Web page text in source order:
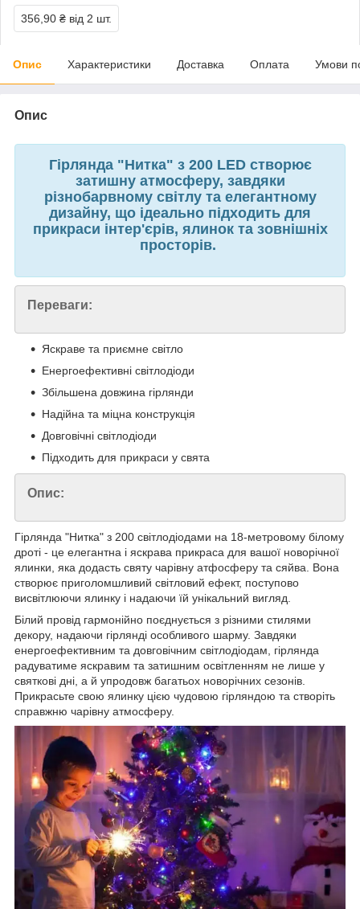
356,90 ₴ від 2 шт.
Опис Характеристики Доставка Оплата Умови
Опис
Гірлянда "Нитка" з 200 LED створює
затишну атмосферу, завдяки
різнобарвному світлу та елегантному
дизайну, що ідеально підходить для
прикраси інтер'єрів, ялинок та зовнішніх
просторів.
Переваги:
Яскраве та приємне світло
Енергоефективні світлодіоди
Збільшена довжина гірлянди
Надійна та міцна конструкція
Довговічні світлодіоди
Підходить для прикраси у свята
Опис:
Гірлянда "Нитка" з 200 світлодіодами на 18-метровому білому
дроті - це елегантна і яскрава прикраса для вашої новорічної
ялинки, яка додасть святу чарівну атфосферу та сяйва. Вона
створює приголомшливий світловий ефект, поступово
висвітлюючи ялинку і надаючи їй унікальний вигляд.
Білий провід гармонійно поєднується з різними стилями
декору, надаючи гірлянді особливого шарму. Завдяки
енергоефективним та довговічним світлодіодам, гірлянда
радуватиме яскравим та затишним освітленням не лише у
святкові дні, а й упродовж багатьох новорічних сезонів.
Прикрасьте свою ялинку цією чудовою гірляндою та створіть
справжню чарівну атмосферу.